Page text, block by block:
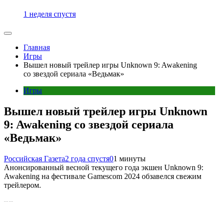
1 неделя спустя
Главная
Игры
Вышел новый трейлер игры Unknown 9: Awakening
со звездой сериала «Ведьмак»
Игры
Вышел новый трейлер игры Unknown
9: Awakening со звездой сериала
«Ведьмак»
Российская Газета2 года спустя01 минуты
Анонсированный весной текущего года экшен Unknown 9:
Awakening на фестивале Gamescom 2024 обзавелся свежим
трейлером.